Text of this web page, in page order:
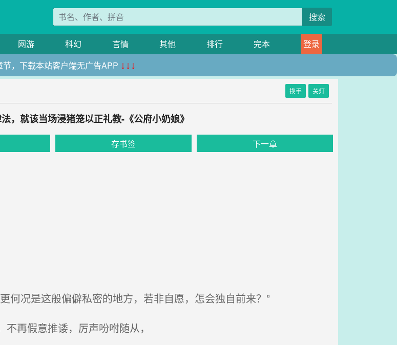
搜索
网游 科幻 言情 其他 排行 完本
登录
节，下载本站客户端无广告APP ↓↓↓
换手 关灯
，就该当场浸猪笼以正礼教-《公府小奶娘》
存书签 下一章
况是这般偏僻私密的地方，若非自愿，怎会独自前来？”
再假意推诿，厉声吩咐随从，